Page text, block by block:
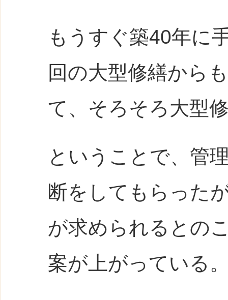
もうすぐ築40年に
回の大型修繕から
て、そろそろ大型
ということで、管
断をしてもらった
が求められるとの
案が上がっている